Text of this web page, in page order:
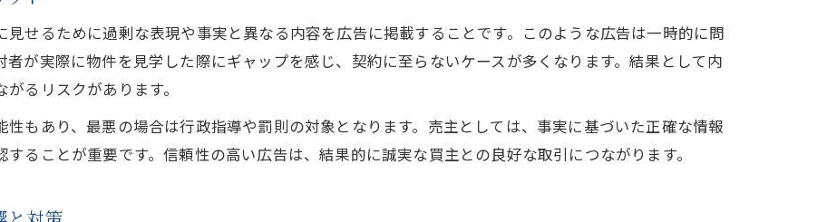
せるために過剰な表現や事実と異なる内容を広告に掲載することです。このような広告は一時的に問
が実際に物件を見学した際にギャップを感じ、契約に至らないケースが多くなります。結果として内
るリスクがあります。
もあり、最悪の場合は行政指導や罰則の対象となります。売主としては、事実に基づいた正確な情報
ることが重要です。信頼性の高い広告は、結果的に誠実な買主との良好な取引につながります。